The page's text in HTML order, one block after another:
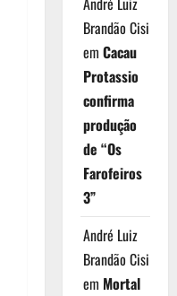
Brandão Cisi
em Cacau
Protassio
confirma
produção
de “Os
Farofeiros
3”
André Luiz
Brandão Cisi
em Mortal